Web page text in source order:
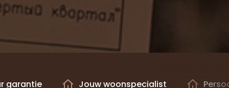
garantie Jouw woonspecialist